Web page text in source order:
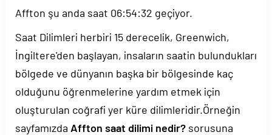
Affton şu anda saat 06:54:32 geçiyor.
Saat Dilimleri herbiri 15 derecelik, Greenwich,
İngiltere'den başlayan, insaların saatin bulundukları
bölgede ve dünyanın başka bir bölgesinde kaç
olduğunu öğrenmelerine yardım etmek için
oluşturulan coğrafi yer küre dilimleridir.Örneğin
sayfamızda Affton saat dilimi nedir? sorusuna